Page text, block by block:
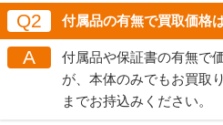
Q2 付属品の有無で買取価格
A
付属品や保証書の有無で
が、本体のみでもお買取
までお持込みください。